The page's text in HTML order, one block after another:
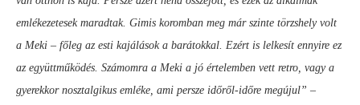
emlékezetesek maradtak. Gimis koromban meg már szinte törzshely volt
a Meki – főleg az esti kajálások a barátokkal. Ezért is lelkesít ennyire ez
az együttműködés. Számomra a Meki a jó értelemben vett retro, vagy a
gyerekkor nosztalgikus emléke, ami persze időről-időre megújul” –